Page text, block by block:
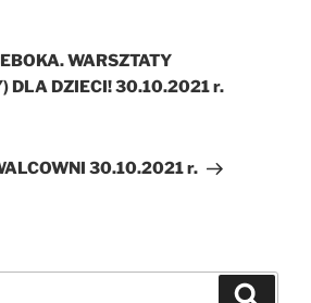
WARSZTATY
DLA DZIECI! 30.10.2021 r.
30.10.2021 r.